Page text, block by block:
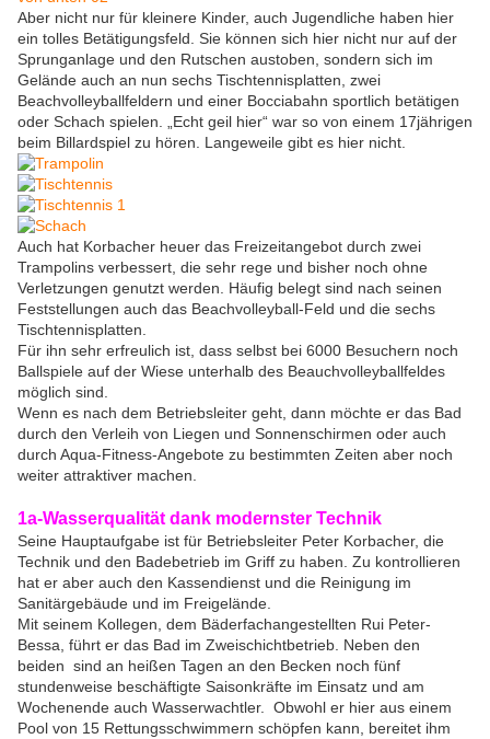
Aber nicht nur für kleinere Kinder, auch Jugendliche haben hier
ein tolles Betätigungsfeld. Sie können sich hier nicht nur auf der
Sprunganlage und den Rutschen austoben, sondern sich im
Gelände auch an nun sechs Tischtennisplatten, zwei
Beachvolleyballfeldern und einer Bocciabahn sportlich betätigen
oder Schach spielen. „Echt geil hier“ war so von einem 17jährigen
beim Billardspiel zu hören. Langeweile gibt es hier nicht.
Auch hat Korbacher heuer das Freizeitangebot durch zwei
Trampolins verbessert, die sehr rege und bisher noch ohne
Verletzungen genutzt werden. Häufig belegt sind nach seinen
Feststellungen auch das Beachvolleyball-Feld und die sechs
Tischtennisplatten.
Für ihn sehr erfreulich ist, dass selbst bei 6000 Besuchern noch
Ballspiele auf der Wiese unterhalb des Beauchvolleyballfeldes
möglich sind.
Wenn es nach dem Betriebsleiter geht, dann möchte er das Bad
durch den Verleih von Liegen und Sonnenschirmen oder auch
durch Aqua-Fitness-Angebote zu bestimmten Zeiten aber noch
weiter attraktiver machen.
1a-Wasserqualität dank modernster Technik
Seine Hauptaufgabe ist für Betriebsleiter Peter Korbacher, die
Technik und den Badebetrieb im Griff zu haben. Zu kontrollieren
hat er aber auch den Kassendienst und die Reinigung im
Sanitärgebäude und im Freigelände.
Mit seinem Kollegen, dem Bäderfachangestellten Rui Peter-
Bessa, führt er das Bad im Zweischichtbetrieb. Neben den
beiden sind an heißen Tagen an den Becken noch fünf
stundenweise beschäftigte Saisonkräfte im Einsatz und am
Wochenende auch Wasserwachtler. Obwohl er hier aus einem
Pool von 15 Rettungsschwimmern schöpfen kann, bereitet ihm